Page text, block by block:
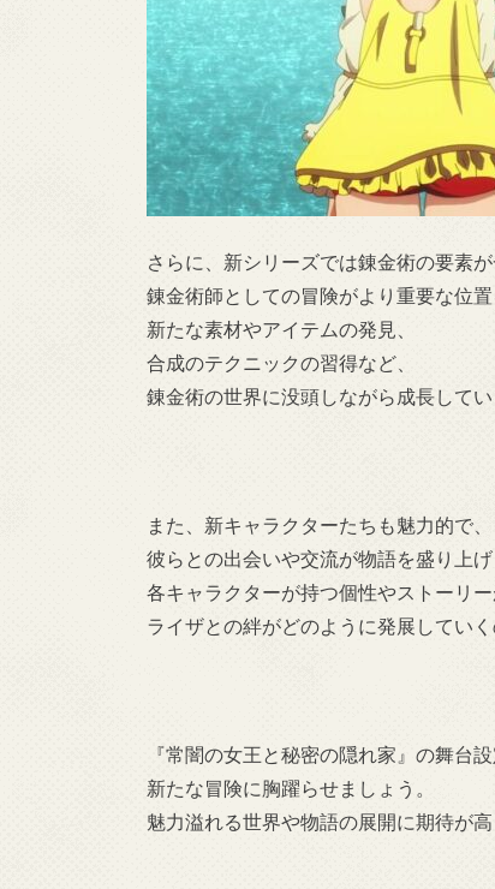
さらに、新シリーズでは錬金術の要素が
錬金術師としての冒険がより重要な位置
新たな素材やアイテムの発見、
合成のテクニックの習得など、
錬金術の世界に没頭しながら成長して
また、新キャラクターたちも魅力的で、
彼らとの出会いや交流が物語を盛り上げ
各キャラクターが持つ個性やストーリー
ライザとの絆がどのように発展していく
『常闇の女王と秘密の隠れ家』の舞台設
新たな冒険に胸躍らせましょう。
魅力溢れる世界や物語の展開に期待が高